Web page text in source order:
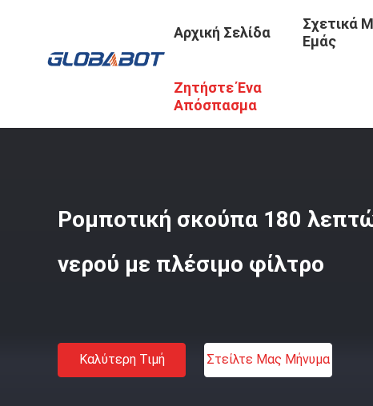
Αρχική Σελίδα
Σχετικά
Εμάς
Ζητήστε Ένα
Απόσπασμα
Προϊόντα / Ηλεκτρική Σκούπα Ρομπότ
Ρομποτική σκούπα 180
νερού με πλέσιμο φίλτρο
Καλύτερη Τιμή Στείλτε Μας Μήνυμα